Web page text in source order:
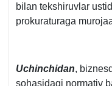
bilan tekshiruvlar
prokuraturaga
Uchinchidan,
sohasidagi normativ